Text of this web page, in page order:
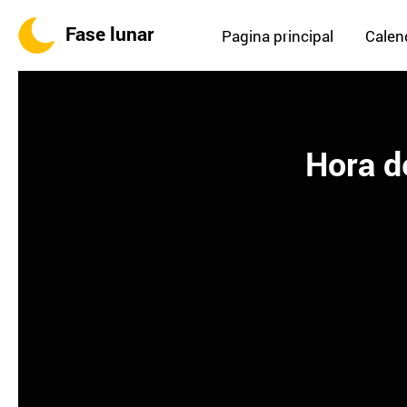
Fase lunar Pagina principal
Hora